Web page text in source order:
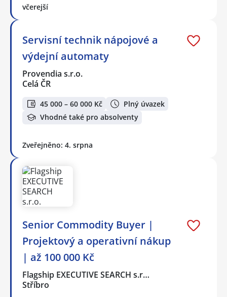
včerejší
Servisní technik nápojové a
výdejní automaty
Provendia s.r.o.
Celá ČR
45 000 – 60 000 Kč
Plný úvazek
Vhodné také pro absolventy
Zveřejněno: 4. srpna
Senior Commodity Buyer |
Projektový a operativní nákup
| až 100 000 Kč
Flagship EXECUTIVE SEARCH s.r…
Stříbro